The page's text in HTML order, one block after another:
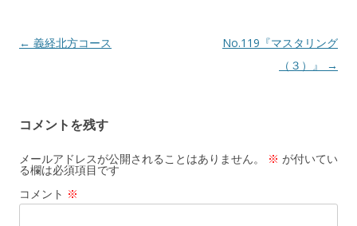
Post navigation
← 義経北方コース
No.119『マスタリング
（３）』
→
コメントを残す
メールアドレスが公開されることはありません。 ※ が付いてい
る欄は必須項目です
コメント ※